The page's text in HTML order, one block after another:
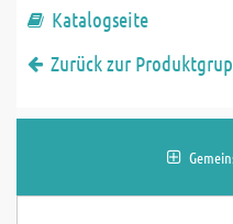
Katalogseite
Zurück zur